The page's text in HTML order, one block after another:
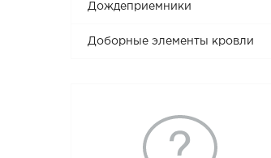
Дождеприемники
Доборные элементы кровли